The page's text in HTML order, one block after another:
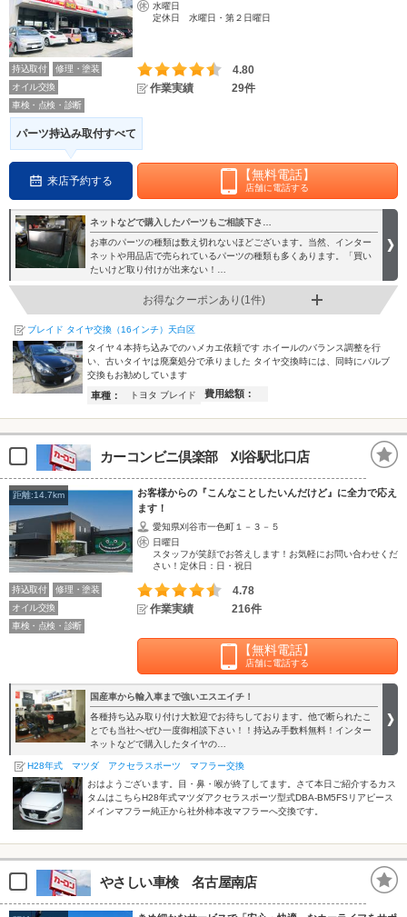
水曜日
定休日 水曜日・第２日曜日
持込取付
修理・塗装
オイル交換
車検・点検・診断
4.80
作業実績
29件
パーツ持込み取付すべて
来店予約する 【無料電話】
店舗に電話する
ネットなどで購入したパーツもご相談下さ…
お車のパーツの種類は数え切れないほどございます。当然、インター
ネットや用品店で売られているパーツの種類も多くあります。「買い
たいけど取り付けが出来ない！…
お得なクーポンあり(1件)
ブレイド タイヤ交換（16インチ）天白区
タイヤ４本持ち込みでのハメカエ依頼です ホイールのバランス調整を行
い、古いタイヤは廃棄処分で承りました タイヤ交換時には、同時にバルブ
交換もお勧めしています
車種： トヨタ ブレイド 費用総額：
カーコンビニ倶楽部 刈谷駅北口店
距離:14.7km
お客様からの『こんなことしたいんだけど』に全力で応え
ます！
愛知県刈谷市一色町１－３－５
日曜日
スタッフが笑顔でお答えします！お気軽にお問い合わせくだ
さい！定休日：日・祝日
持込取付
修理・塗装
オイル交換
車検・点検・診断
4.78
作業実績
216件
【無料電話】
店舗に電話する
国産車から輸入車まで強いエスエイチ！
各種持ち込み取り付け大歓迎でお待ちしております。他で断られたこ
とでも当社へぜひ一度御相談下さい！！持込み手数料無料！インター
ネットなどで購入したタイヤの…
H28年式 マツダ アクセラスポーツ マフラー交換
おはようございます。目・鼻・喉が終了してます。さて本日ご紹介するカス
タムはこちらH28年式マツダアクセラスポーツ型式DBA-BM5FSリアピース
メインマフラー純正から社外柿本改マフラーへ交換です。
やさしい車検 名古屋南店